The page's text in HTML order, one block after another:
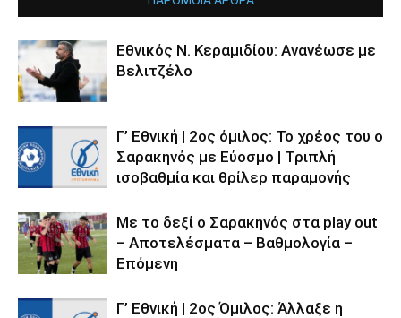
Εθνικός Ν. Κεραμιδίου: Ανανέωσε με
Βελιτζέλο
Γ’ Εθνική | 2ος όμιλος: Το χρέος του ο
Σαρακηνός με Εύοσμο | Τριπλή
ισοβαθμία και θρίλερ παραμονής
Με το δεξί ο Σαρακηνός στα play out
– Αποτελέσματα – Βαθμολογία –
Επόμενη
Γ’ Εθνική | 2ος Όμιλος: Άλλαξε η